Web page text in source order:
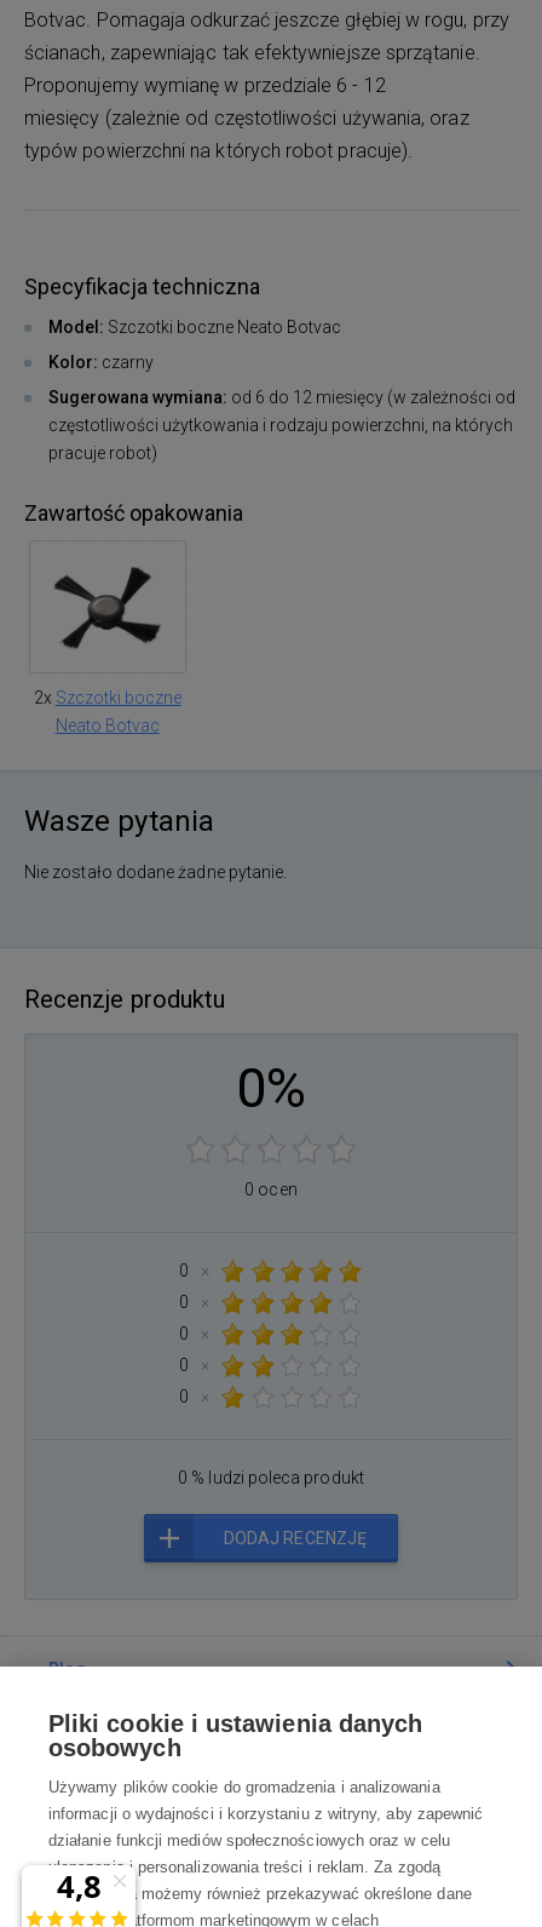
Botvac. Pomagaja odkurzać jeszcze głębiej w rogu, przy
ścianach, zapewniając tak efektywniejsze sprzątanie.
Proponujemy wymianę w przedziale 6 - 12
miesięcy (zależnie od częstotliwości używania, oraz
typów powierzchni na których robot pracuje).
Specyfikacja techniczna
Model: Szczotki boczne Neato Botvac
Kolor: czarny
Sugerowana wymiana: od 6 do 12 miesięcy (w zależności od
częstotliwości użytkowania i rodzaju powierzchni, na których
pracuje robot)
Zawartość opakowania
2x Szczotki boczne
Neato Botvac
Wasze pytania
Nie zostało dodane żadne pytanie.
Recenzje produktu
0%
0 ocen
0
×
0
×
0
×
0
×
0
×
0 % ludzi poleca produkt
DODAJ RECENZJĘ
Blog
Poradnia
Wszystko o zakupach
Kontakt
Pliki cookie i ustawienia danych
osobowych
Używamy plików cookie do gromadzenia i analizowania
informacji o wydajności i korzystaniu z witryny, aby zapewnić
działanie funkcji mediów społecznościowych oraz w celu
ulepszania i personalizowania treści i reklam. Za zgodą
użytkownika możemy również przekazywać określone dane
osobowe platformom marketingowym w celach